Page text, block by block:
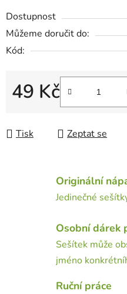
Dostupnost
Můžeme doručit do:
Kód:
49 Kč
Měrná cena:
Tisk Zeptat se
Originální
Jedinečné
Osobní dárek
Sešítek může
jméno
Ruční práce